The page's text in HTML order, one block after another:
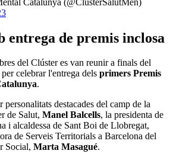
entrega de premis inclosa
del Clúster es van reunir a finals del
celebrar l'entrega dels primers Premis
.
destacades del camp de la
de Salut, Manel Balcells, la presidenta de
i alcaldessa de Sant Boi de Llobregat,
de Serveis Territorials a Barcelona del
Social, Marta Masagué.